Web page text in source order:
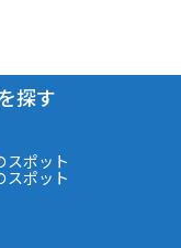
探す
スポット
スポット